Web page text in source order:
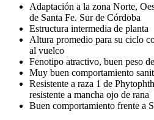
Adaptación a la zona Norte,
de Santa Fe. Sur de Córdoba
Estructura intermedia de planta
Altura promedio para su ciclo
al vuelco
Fenotipo atractivo, buen peso
Muy buen comportamiento
Resistente a raza 1 de
resistente a mancha ojo de rana
Buen comportamiento frente a